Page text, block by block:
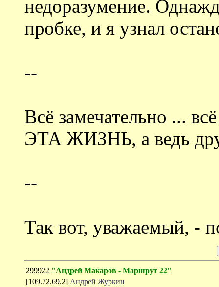
недоразумение.
пробке, и я узнал
--
Всё замечательно ...
ЭТА ЖИЗНЬ, а ведь
--
Так вот, уважаемый, -
299922 "Андрей Макаров - Маршрут 22"
[109.72.69.2] Андрей Журкин